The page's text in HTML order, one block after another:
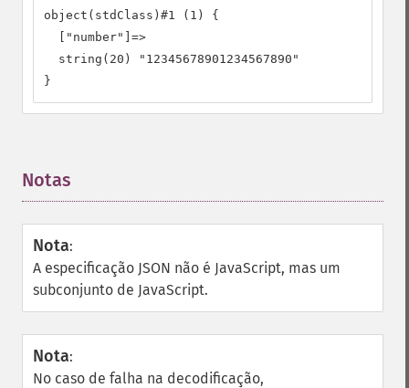
object(stdClass)#1 (1) {
  ["number"]=>
  string(20) "12345678901234567890"
}
Notas
Nota:
A especificação JSON não é JavaScript, mas um
subconjunto de JavaScript.
Nota:
No caso de falha na decodificação,